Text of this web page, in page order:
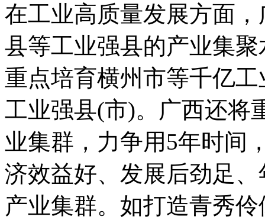
在工业高质量发展方面
县等工业强县的产业集
重点培育横州市等千亿
工业强县(市)。广西还将
业集群，力争用5年时间
济效益好、发展后劲足
产业集群。如打造青秀